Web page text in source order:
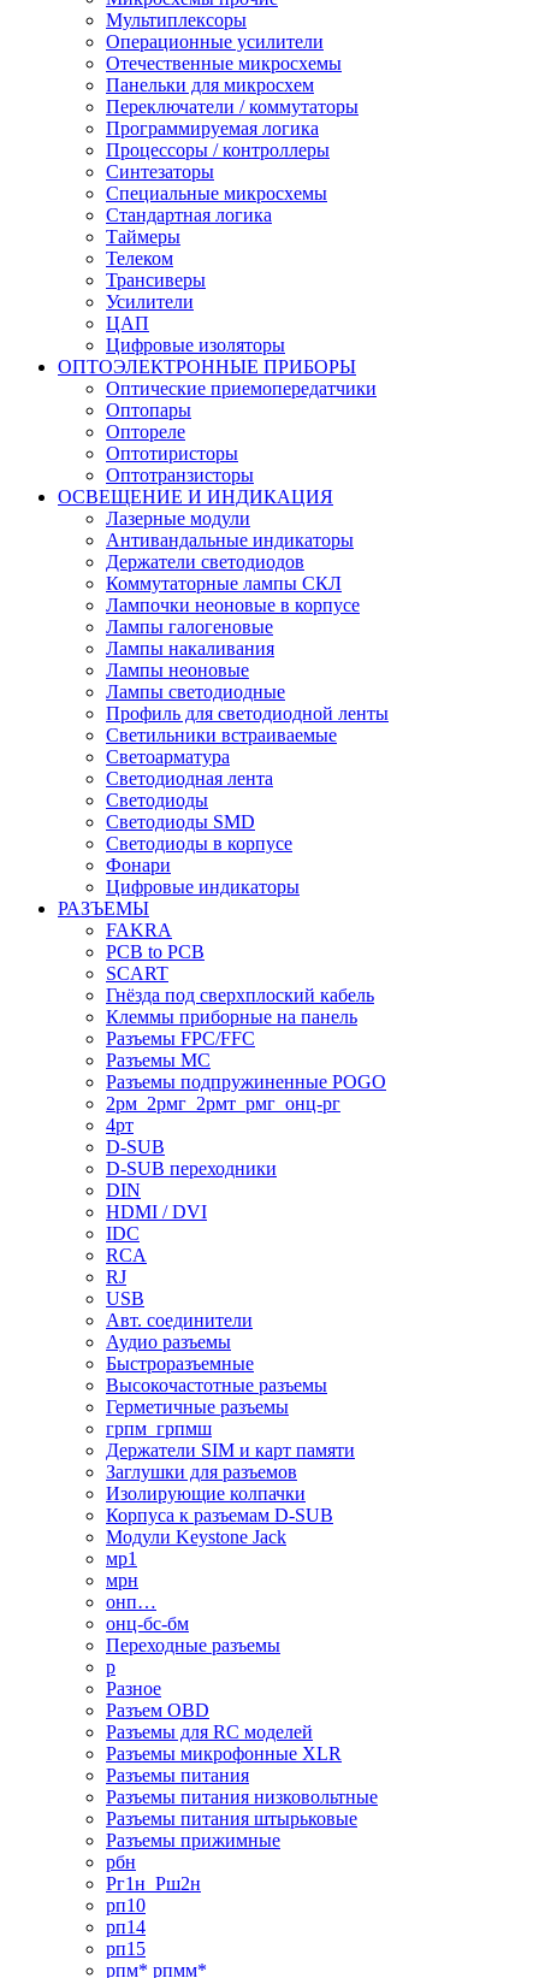
Мультиплексоры
Операционные усилители
Отечественные микросхемы
Панельки для микросхем
Переключатели / коммутаторы
Программируемая логика
Процессоры / контроллеры
Синтезаторы
Специальные микросхемы
Стандартная логика
Таймеры
Телеком
Трансиверы
Усилители
ЦАП
Цифровые изоляторы
ОПТОЭЛЕКТРОННЫЕ ПРИБОРЫ
Оптические приемопередатчики
Оптопары
Оптореле
Оптотиристоры
Оптотранзисторы
ОСВЕЩЕНИЕ И ИНДИКАЦИЯ
Лазерные модули
Антивандальные индикаторы
Держатели светодиодов
Коммутаторные лампы СКЛ
Лампочки неоновые в корпусе
Лампы галогеновые
Лампы накаливания
Лампы неоновые
Лампы светодиодные
Профиль для светодиодной ленты
Светильники встраиваемые
Светоарматура
Светодиодная лента
Светодиоды
Светодиоды SMD
Светодиоды в корпусе
Фонари
Цифровые индикаторы
РАЗЪЕМЫ
FAKRA
PCB to PCB
SCART
Гнёзда под сверхплоский кабель
Клеммы приборные на панель
Разъемы FPC/FFC
Разъемы MC
Разъемы подпружиненные POGO
2рм_2рмг_2рмт_рмг_онц-рг
4рт
D-SUB
D-SUB переходники
DIN
HDMI / DVI
IDC
RCA
RJ
USB
Авт. соединители
Аудио разъемы
Быстроразъемные
Высокочастотные разъемы
Герметичные разъемы
грпм_грпмш
Держатели SIM и карт памяти
Заглушки для разъемов
Изолирующие колпачки
Корпуса к разъемам D-SUB
Модули Keystone Jack
мр1
мрн
онп…
онц-бс-бм
Переходные разъемы
р
Разное
Разъем OBD
Разъемы для RC моделей
Разъемы микрофонные XLR
Разъемы питания
Разъемы питания низковольтные
Разъемы питания штырьковые
Разъемы прижимные
рбн
Рг1н_Рш2н
рп10
рп14
рп15
рпм* рпмм*